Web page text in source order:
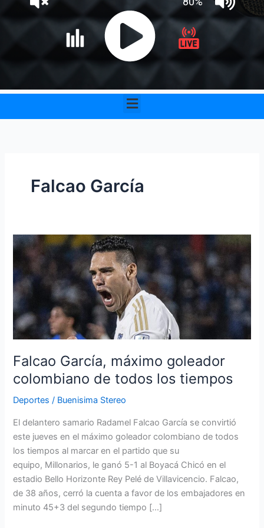
Menu
Falcao García
Falcao García, máximo goleador
colombiano de todos los tiempos
Deportes / Buenisima Stereo
El delantero samario Radamel Falcao García se convirtió
este jueves en el máximo goleador colombiano de todos
los tiempos al marcar en el partido que su
equipo, Millonarios, le ganó 5-1 al Boyacá Chicó en el
estadio Bello Horizonte Rey Pelé de Villavicencio. Falcao,
de 38 años, cerró la cuenta a favor de los embajadores en
minuto 45+3 del segundo tiempo […]
Falcao
García,
máximo
goleador
colombiano
de
todos
los
tiempos